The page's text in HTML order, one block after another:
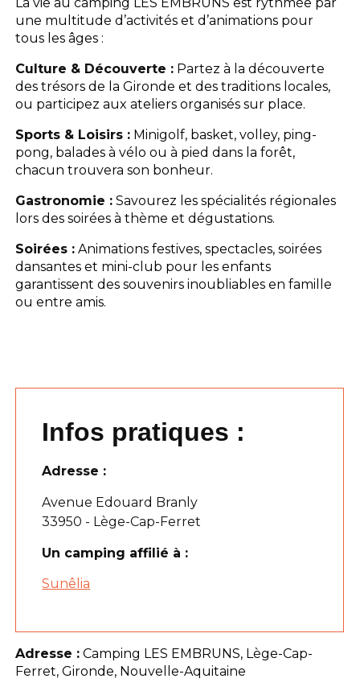
une multitude d’activités et d’animations pour
tous les âges :
Culture & Découverte : Partez à la découverte
des trésors de la Gironde et des traditions locales,
ou participez aux ateliers organisés sur place.
Sports & Loisirs : Minigolf, basket, volley, ping-
pong, balades à vélo ou à pied dans la forêt,
chacun trouvera son bonheur.
Gastronomie : Savourez les spécialités régionales
lors des soirées à thème et dégustations.
Soirées : Animations festives, spectacles, soirées
dansantes et mini-club pour les enfants
garantissent des souvenirs inoubliables en famille
ou entre amis.
Infos pratiques :
Adresse :
Avenue Edouard Branly
33950 - Lège-Cap-Ferret
Un camping affilié à :
Sunêlia
Adresse : Camping LES EMBRUNS, Lège-Cap-
Ferret, Gironde, Nouvelle-Aquitaine